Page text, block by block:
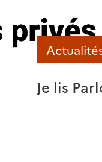
Je lis